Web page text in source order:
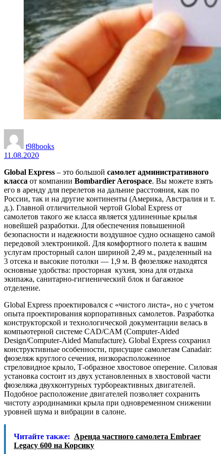
t98books
11.08.2020
Global Express – это большой самолет административного
класса от компании Bombardier Aerospace. Вы можете взять
его в аренду для перелетов на дальние расстояния, как по
России, так и на другие континенты (Америка, Австралия и т.
д.). Главной отличительной чертой Global Express от
самолетов такого же класса является удлиненные крылья
новейшей разработки. Для обеспечения повышенной
безопасности и надежности воздушное судно оснащено самой
передовой электроникой. Для комфортного полета к вашим
услугам просторный салон шириной 2,49 м., разделенный на
3 отсека и высокие потолки — 1,9 м. В фюзеляже находятся
основные удобства: просторная кухня, зона для отдыха
экипажа, санитарно-гигиенический блок и багажное
отделение.
Global Express проектировался с «чистого листа», но с учетом
опыта проектирования корпоративных самолетов. Разработка
конструкторской и технологической документации велась в
компьютерной системе CAD/CAM (Computer-Aided
Design/Computer-Aided Manufacture). Global Express сохранил
конструктивные особенности, присущие самолетам Canadair:
фюзеляж круглого сечения, низкорасположенное
стреловидное крыло, Т-образное хвостовое оперение. Силовая
установка состоит из двух установленных в хвостовой части
фюзеляжа двухконтурных турбореактивных двигателей.
Подобное расположение двигателей позволяет сохранить
чистоту аэродинамики крыла при одновременном снижении
уровней шума и вибрации в салоне.
Читайте также: Аренда частного самолета Embraer
Legacy 600 на Корсику